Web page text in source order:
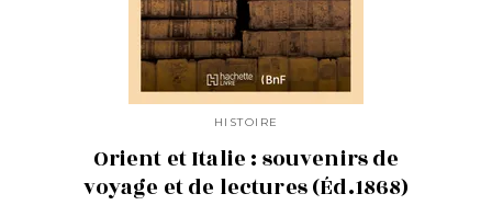
HISTOIRE
Orient et Italie : souvenirs de
voyage et de lectures (Éd.1868)